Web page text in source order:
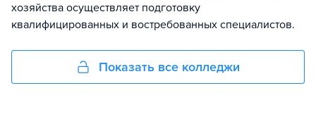
хозяйства осуществляет подготовку
квалифицированных и востребованных специалистов.
Показать все колледжи